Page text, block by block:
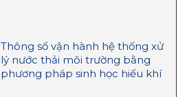
Thông số vận hành hệ thống xử
lý nước thải môi trường bằng
phương pháp sinh học hiếu khí